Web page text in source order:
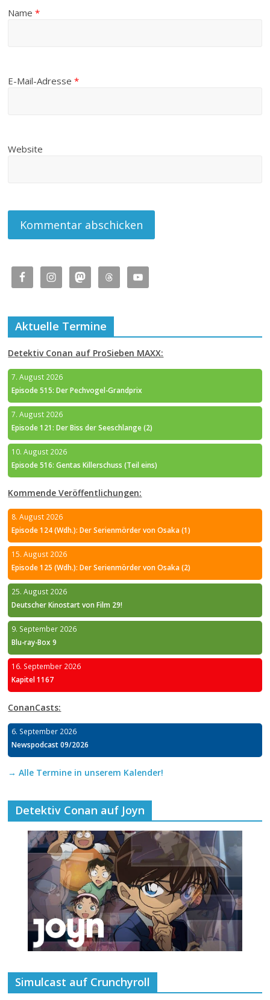
Name*
E-Mail-Adresse*
Website
Aktuelle Termine
Detektiv Conan auf ProSieben MAXX:
7. August 2026
Episode 515: Der Pechvogel-Grandprix
7. August 2026
Episode 121: Der Biss der Seeschlange (2)
10. August 2026
Episode 516: Gentas Killerschuss (Teil eins)
Kommende Veröffentlichungen:
8. August 2026
Episode 124 (Wdh.): Der Serienmörder von Osaka (1)
15. August 2026
Episode 125 (Wdh.): Der Serienmörder von Osaka (2)
25. August 2026
Deutscher Kinostart von Film 29!
9. September 2026
Blu-ray-Box 9
16. September 2026
Kapitel 1167
ConanCasts:
6. September 2026
Newspodcast 09/2026
→ Alle Termine in unserem Kalender!
Detektiv Conan auf Joyn
Simulcast auf Crunchyroll